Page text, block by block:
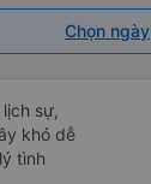
Chọn ngày
sự,
khó dễ
tình